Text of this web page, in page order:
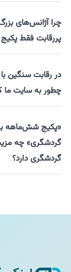
چرا آژانس‌های
پررقابت فقط
چطور به سایت
«پکیج شش‌ماهه
گردشگری» چه
گردشگری دارد؟